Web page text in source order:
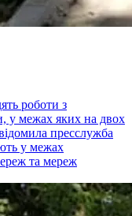
роботи з
у межах яких на двох
пресслужба
у межах
та мереж